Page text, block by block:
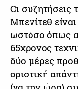
Οι
Μπενίτεθ
ωστόσο όπως
65χρονος
δύο μέρες
οριστική